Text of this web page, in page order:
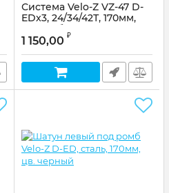
Система Velo-Z VZ-47 D-
EDx3, 24/34/42Т, 170мм,
цв. карбон
Артикул: 2602-47
1 150,00 ₽